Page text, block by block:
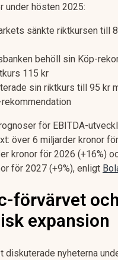
under hösten 2025:
sänkte riktkursen till
behöll sin Köp-
115 kr
sin riktkurs till 95 kr
för EBITDA-
över 6 miljarder kronor
kronor för 2026 (+16%)
för 2027 (+9%), enligt
förvärvet och
expansion
diskuterade nyheterna